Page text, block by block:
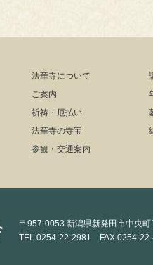
法華寺について
ご案内
祈祷・厄払い
法華寺の寺宝
参観・交通案内
〒957-0053 新潟県新発田市中央
TEL.0254-22-2981 FAX.0254-